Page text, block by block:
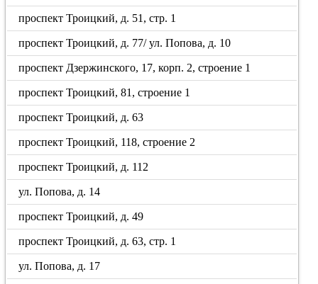
проспект Троицкий, д. 51, стр. 1
проспект Троицкий, д. 77/ ул. Попова, д. 10
проспект Дзержинского, 17, корп. 2, строение 1
проспект Троицкий, 81, строение 1
проспект Троицкий, д. 63
проспект Троицкий, 118, строение 2
проспект Троицкий, д. 112
ул. Попова, д. 14
проспект Троицкий, д. 49
проспект Троицкий, д. 63, стр. 1
ул. Попова, д. 17